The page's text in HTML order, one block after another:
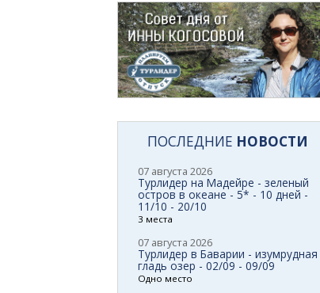
ПОСЛЕДНИЕ НОВОСТИ
07 августа 2026
Турлидер на Мадейре - зеленый
остров в океане - 5* - 10 дней -
11/10 - 20/10
3 места
07 августа 2026
Турлидер в Баварии - изумрудная
гладь озер - 02/09 - 09/09
Одно место